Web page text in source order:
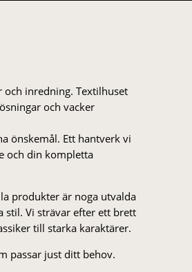
inredning. Textilhuset
och vacker
önskemål. Ett hantverk vi
och din kompletta
produkter är noga utvalda
stil. Vi strä­var efter ett brett
till starka karaktärer.
passar just ditt behov.